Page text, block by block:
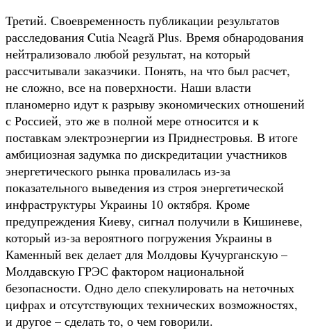
Третий. Своевременность публикации результатов
расследования Cutia Neagră Plus. Время обнародования
нейтрализовало любой результат, на который
рассчитывали заказчики. Понять, на что был расчет,
не сложно, все на поверхности. Наши власти
планомерно идут к разрыву экономических отношений
с Россией, это же в полной мере относится и к
поставкам электроэнергии из Приднестровья. В итоге
амбициозная задумка по дискредитации участников
энергетического рынка провалилась из-за
показательного выведения из строя энергетической
инфраструктуры Украины 10 октября. Кроме
предупреждения Киеву, сигнал получили в Кишиневе,
который из-за вероятного погружения Украины в
Каменный век делает для Молдовы Кучурганскую –
Молдавскую ГРЭС фактором национальной
безопасности. Одно дело спекулировать на неточных
цифрах и отсутствующих технических возможностях,
и другое – сделать то, о чем говорили.